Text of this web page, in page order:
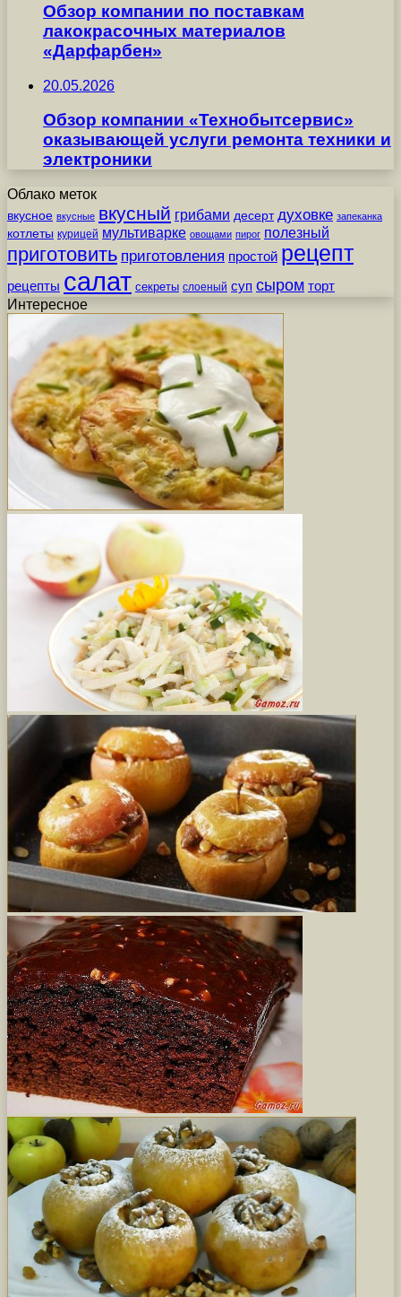
Обзор компании по поставкам
лакокрасочных материалов
«Дарфарбен»
20.05.2026
Обзор компании «Технобытсервис»
оказывающей услуги ремонта техники и
электроники
Облако меток
вкусное вкусные вкусный грибами десерт духовке запеканка
котлеты курицей мультиварке овощами пирог полезный
приготовить приготовления простой рецепт
рецепты салат секреты слоеный суп сыром торт
Интересное